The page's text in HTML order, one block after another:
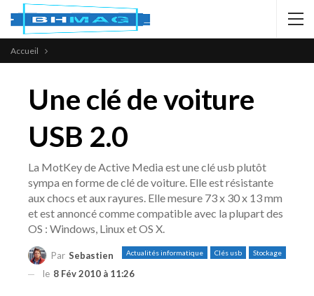
Accueil
Une clé de voiture
USB 2.0
La MotKey de Active Media est une clé usb plutôt
sympa en forme de clé de voiture. Elle est résistante
aux chocs et aux rayures. Elle mesure 73 x 30 x 13 mm
et est annoncé comme compatible avec la plupart des
OS : Windows, Linux et OS X.
Actualités informatique Clés usb Stockage
Par Sebastien
le 8 Fév 2010 à 11:26